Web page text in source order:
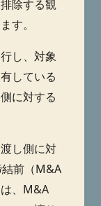
除する観
す。
し、対象
している
に対する
し側に対
結前（M&A
、M&A